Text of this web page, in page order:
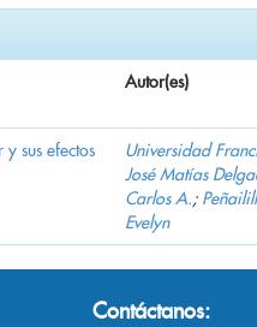
Autor(es)
sus efectos
Universidad
José Matías
Carlos A.;
Evelyn
Contáctanos: